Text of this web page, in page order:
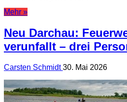
Mehr »
Neu Darchau:
verunfallt – drei
Carsten Schmidt30. Mai 2026